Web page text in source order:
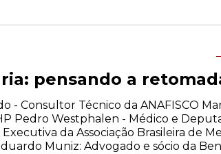
pensando a
- Consultor Técnico da ANAFISCO
Pedro Westphalen - Médico e
da Associação Brasileira de
Muniz: Advogado e sócio da